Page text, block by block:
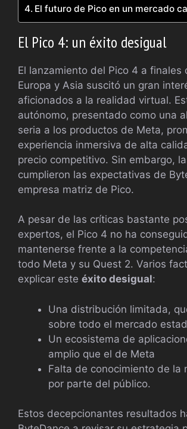
El futuro de Pico en un mercado
El Pico 4: un éxito desigual
El lanzamiento del Pico 4 a finales
Europa y Asia suscitó un gran
aficionados a la realidad virtual.
autónomo, presentado como una
seria a los productos de Meta,
experiencia inmersiva de alta
precio competitivo. Sin embargo,
cumplieron las expectativas de
empresa matriz de Pico.
A pesar de las críticas bastante
expertos, el Pico 4 no ha
mantenerse frente a la
todo Meta y su Quest 2. Varios
explicar este éxito desigual:
Una distribución limitada,
sobre todo el mercado
Un ecosistema de
amplio que el de Meta
Falta de conocimiento de la
por parte del público.
Estos decepcionantes resultados